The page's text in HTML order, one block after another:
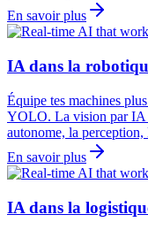
En savoir plus
IA dans la
Équipe tes machines
YOLO. La vision par IA
autonome, la
En savoir plus
IA dans la